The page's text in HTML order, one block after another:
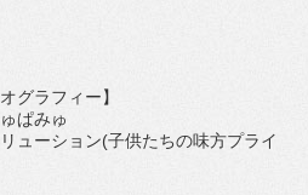
グラフィー】
ぱみゅ
ューション(子供たちの味方プライ